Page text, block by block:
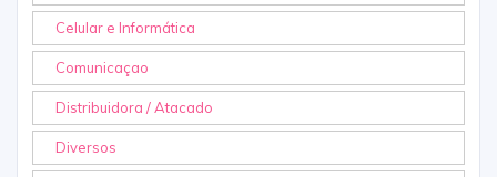
Celular e Informática
Comunicaçao
Distribuidora / Atacado
Diversos